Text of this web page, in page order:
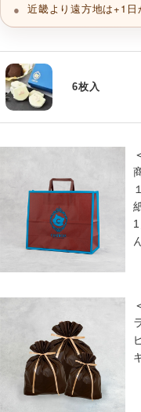
近畿より遠方地は+1日
6枚入